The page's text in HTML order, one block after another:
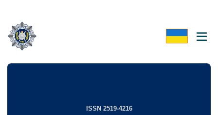
ISSN 2519-4216